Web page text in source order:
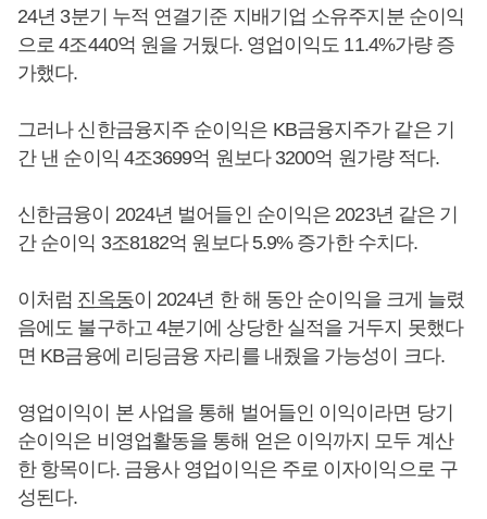
24년 3분기 누적 연결기준 지배기업 소유주지분 순이익
으로 4조440억 원을 거뒀다. 영업이익도 11.4%가량 증
가했다.
그러나 신한금융지주 순이익은 KB금융지주가 같은 기
간 낸 순이익 4조3699억 원보다 3200억 원가량 적다.
신한금융이 2024년 벌어들인 순이익은 2023년 같은 기
간 순이익 3조8182억 원보다 5.9% 증가한 수치다.
이처럼 진옥동이 2024년 한 해 동안 순이익을 크게 늘렸
음에도 불구하고 4분기에 상당한 실적을 거두지 못했다
면 KB금융에 리딩금융 자리를 내줬을 가능성이 크다.
영업이익이 본 사업을 통해 벌어들인 이익이라면 당기
순이익은 비영업활동을 통해 얻은 이익까지 모두 계산
한 항목이다. 금융사 영업이익은 주로 이자이익으로 구
성된다.